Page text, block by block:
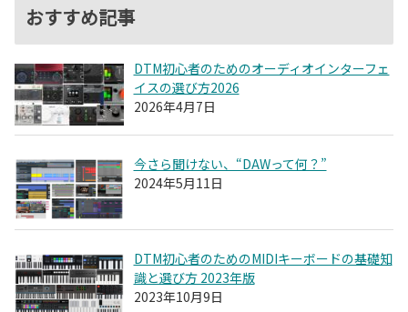
おすすめ記事
DTM初心者のためのオーディオインターフェ
イスの選び方2026
2026年4月7日
今さら聞けない、“DAWって何？”
2024年5月11日
DTM初心者のためのMIDIキーボードの基礎知
識と選び方 2023年版
2023年10月9日